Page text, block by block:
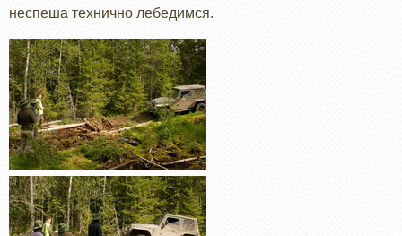
неспеша технично лебедимся.